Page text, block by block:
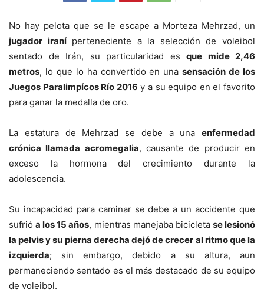
No hay pelota que se le escape a Morteza Mehrzad, un
jugador iraníperteneciente a la selección de voleibol
sentado de Irán, su particularidad es que mide 2,46
metros, lo que lo ha convertido en unasensación de los
Juegos Paralimpícos Río 2016 y a su equipo en el favorito
para ganar la medalla de oro.
La estatura de Mehrzad se debe a una enfermedad
crónica llamada acromegalia, causante de producir en
exceso la hormona del crecimiento durante la
adolescencia.
Su incapacidad para caminar se debe a un accidente que
sufrióa los 15 años, mientras manejaba bicicleta se lesionó
la pelvis y su pierna derecha dejó de crecer al ritmo que la
izquierda; sin embargo, debido a su altura, aun
permaneciendo sentado es el más destacado de su equipo
de voleibol.